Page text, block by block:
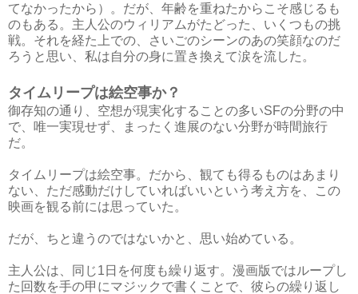
てなかったから）。だが、年齢を重ねたからこそ感じるも
のもある。主人公のウィリアムがたどった、いくつもの挑
戦。それを経た上での、さいごのシーンのあの笑顔なのだ
ろうと思い、私は自分の身に置き換えて涙を流した。
タイムリープは絵空事か？
御存知の通り、空想が現実化することの多いSFの分野の中
で、唯一実現せず、まったく進展のない分野が時間旅行
だ。
タイムリープは絵空事。だから、観ても得るものはあまり
ない、ただ感動だけしていればいいという考え方を、この
映画を観る前には思っていた。
だが、ちと違うのではないかと、思い始めている。
主人公は、同じ1日を何度も繰り返す。漫画版ではループし
た回数を手の甲にマジックで書くことで、彼らの繰り返し